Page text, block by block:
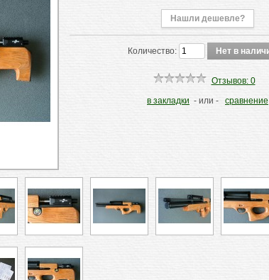
Нашли дешевле?
Количество:
Отзывов: 0
в закладки - или - сравнение